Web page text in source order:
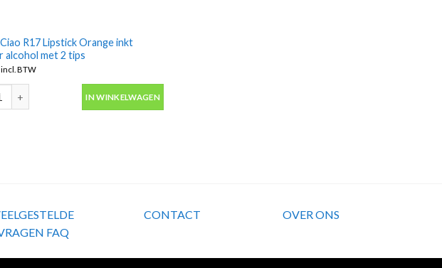
R17 Lipstick Orange inkt
alcohol met 2 tips
incl. BTW
IN WINKELWAGEN
FAQ
CONTACT OVER ONS